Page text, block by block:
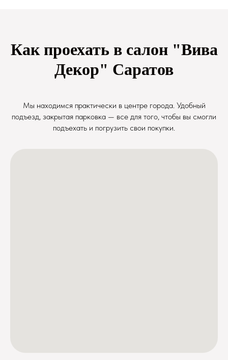
Как проехать в салон "Вива
Декор" Саратов
Мы находимся практически в центре города. Удобный
подъезд, закрытая парковка — все для того, чтобы вы смогли
подъехать и погрузить свои покупки.